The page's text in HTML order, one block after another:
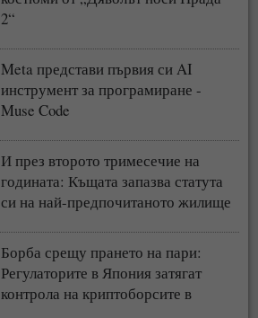
2“
Meta представи първия си AI
инструмент за програмиране -
Muse Code
И през второто тримесечие на
годината: Къщата запазва статута
си на най-предпочитаното жилище
Борба срещу прането на пари:
Регулаторите в Япония затягат
контрола на криптоборсите в